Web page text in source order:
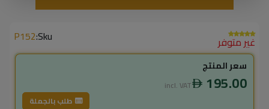
غير متوفر Sku:
P152
سعر المنتج
195.00
incl. VAT
طلب بالجملة